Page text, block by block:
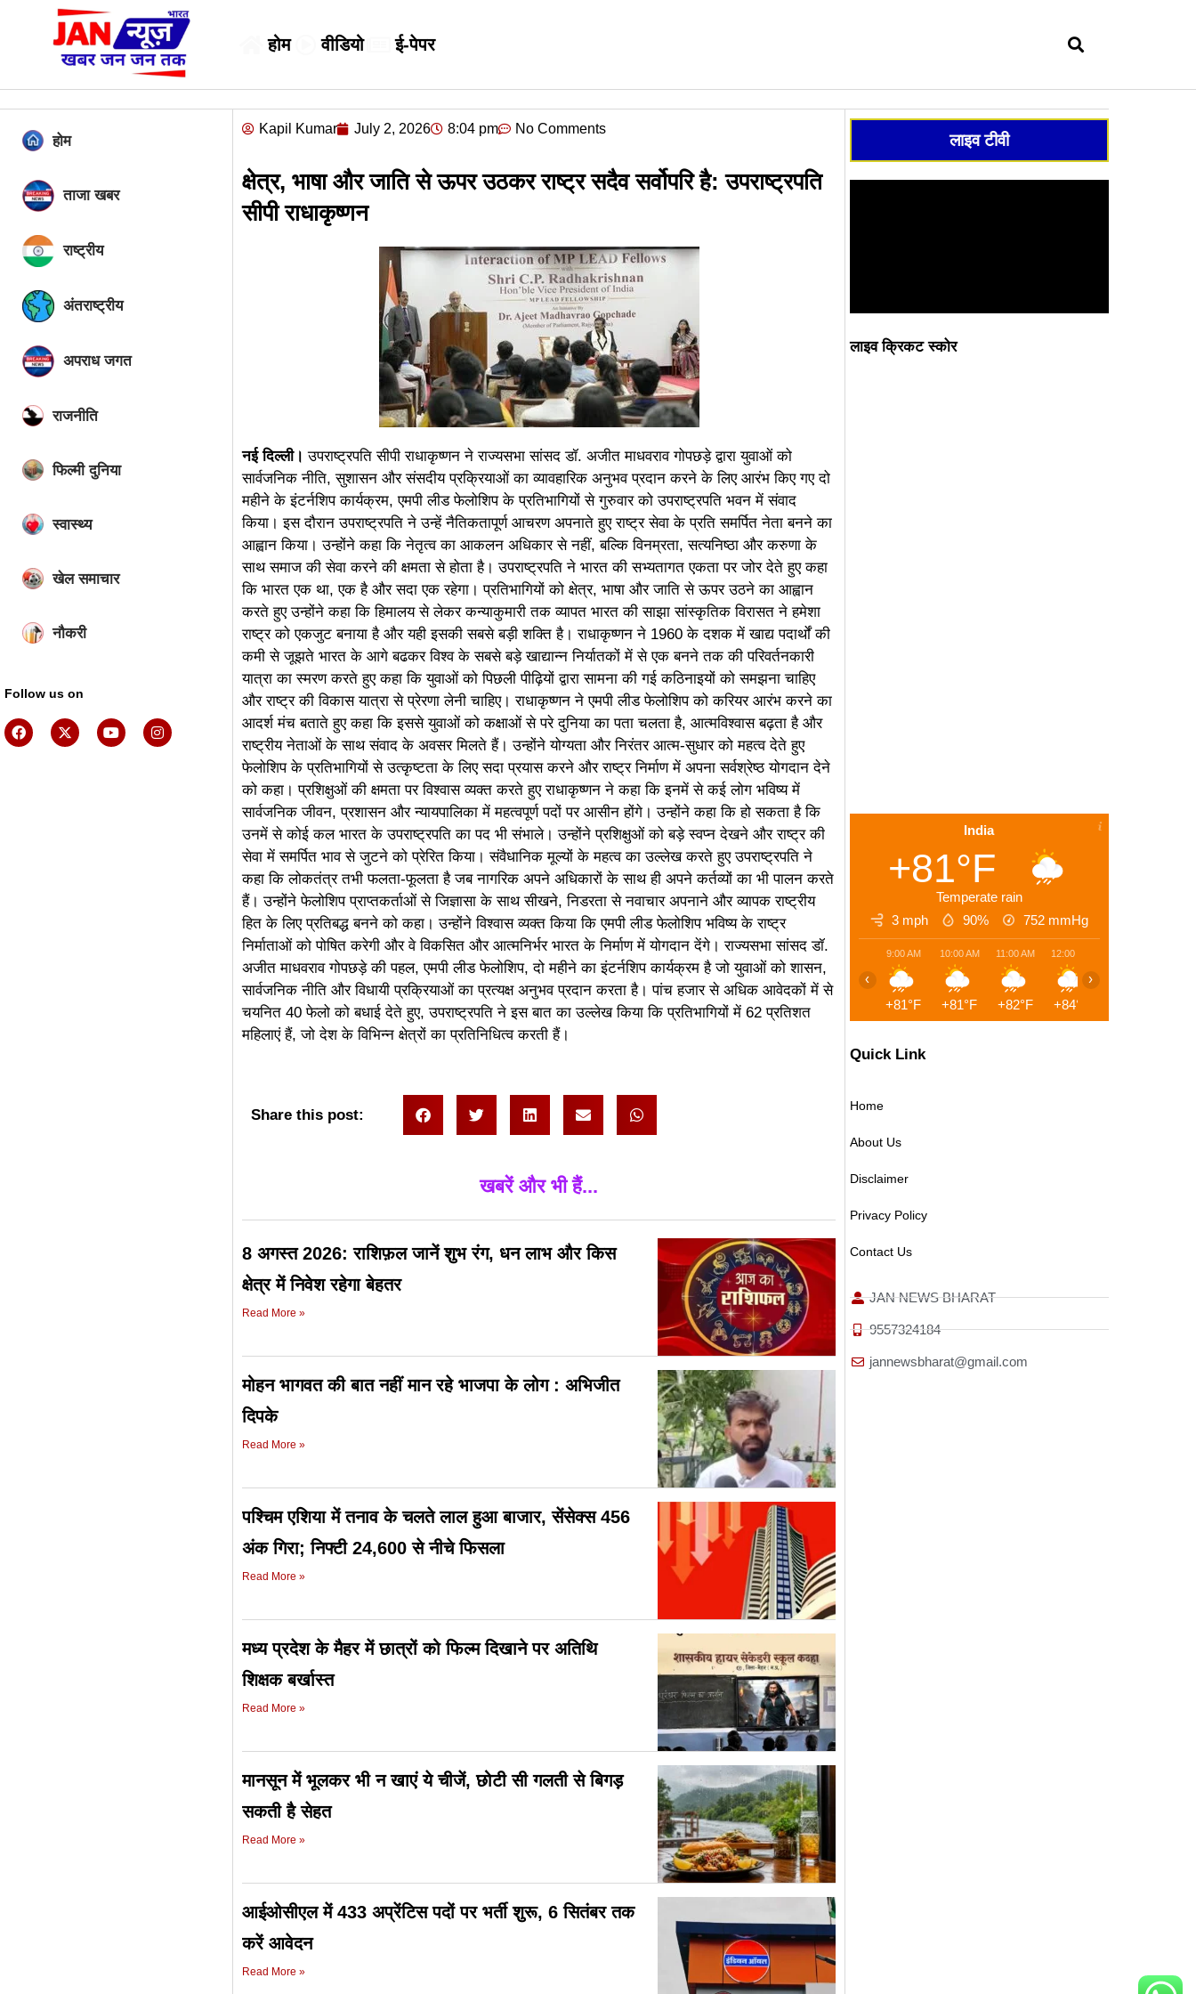
होम वीडियो ई-पेपर
होम
ताजा खबर
राष्ट्रीय
अंतराष्ट्रीय
अपराध जगत
राजनीति
फिल्मी दुनिया
स्वास्थ्य
खेल समाचार
नौकरी
Follow us on
Kapil Kumar July 2, 2026 8:04 pm No Comments
क्षेत्र, भाषा और जाति से ऊपर उठकर राष्ट्र सदैव सर्वोपरि है: उपराष्ट्रपति
सीपी राधाकृष्णन
नई दिल्ली। उपराष्ट्रपति सीपी राधाकृष्णन ने राज्यसभा सांसद डॉ. अजीत माधवराव गोपछड़े द्वारा युवाओं को
सार्वजनिक नीति, सुशासन और संसदीय प्रक्रियाओं का व्यावहारिक अनुभव प्रदान करने के लिए आरंभ किए गए दो
महीने के इंटर्नशिप कार्यक्रम, एमपी लीड फेलोशिप के प्रतिभागियों से गुरुवार को उपराष्ट्रपति भवन में संवाद
किया। इस दौरान उपराष्ट्रपति ने उन्‍हें नैतिकतापूर्ण आचरण अपनाते हुए राष्ट्र सेवा के प्रति समर्पित नेता बनने का
आह्वान किया। उन्होंने कहा कि नेतृत्व का आकलन अधिकार से नहीं, बल्कि विनम्रता, सत्यनिष्ठा और करुणा के
साथ समाज की सेवा करने की क्षमता से होता है। उपराष्ट्रपति ने भारत की सभ्यतागत एकता पर जोर देते हुए कहा
कि भारत एक था, एक है और सदा एक रहेगा। प्रतिभागियों को क्षेत्र, भाषा और जाति से ऊपर उठने का आह्वान
करते हुए उन्होंने कहा कि हिमालय से लेकर कन्याकुमारी तक व्यापत भारत की साझा सांस्कृतिक विरासत ने हमेशा
राष्ट्र को एकजुट बनाया है और यही इसकी सबसे बड़ी शक्ति है। राधाकृष्णन ने 1960 के दशक में खाद्य पदार्थों की
कमी से जूझते भारत के आगे बढकर विश्व के सबसे बड़े खाद्यान्न निर्यातकों में से एक बनने तक की परिवर्तनकारी
यात्रा का स्मरण करते हुए कहा कि युवाओं को पिछली पीढ़ियों द्वारा सामना की गई कठिनाइयों को समझना चाहिए
और राष्ट्र की विकास यात्रा से प्रेरणा लेनी चाहिए। राधाकृष्णन ने एमपी लीड फेलोशिप को करियर आरंभ करने का
आदर्श मंच बताते हुए कहा कि इससे युवाओं को कक्षाओं से परे दुनिया का पता चलता है, आत्मविश्वास बढ़ता है और
राष्ट्रीय नेताओं के साथ संवाद के अवसर मिलते हैं। उन्होंने योग्यता और निरंतर आत्म-सुधार को महत्व देते हुए
फेलोशिप के प्रतिभागियों से उत्कृष्टता के लिए सदा प्रयास करने और राष्ट्र निर्माण में अपना सर्वश्रेष्ठ योगदान देने
को कहा। प्रशिक्षुओं की क्षमता पर विश्वास व्यक्त करते हुए राधाकृष्णन ने कहा कि इनमें से कई लोग भविष्य में
सार्वजनिक जीवन, प्रशासन और न्यायपालिका में महत्वपूर्ण पदों पर आसीन होंगे। उन्होंने कहा कि हो सकता है कि
उनमें से कोई कल भारत के उपराष्ट्रपति का पद भी संभाले। उन्होंने प्रशिक्षुओं को बड़े स्वप्न देखने और राष्ट्र की
सेवा में समर्पित भाव से जुटने को प्रेरित किया। संवैधानिक मूल्यों के महत्व का उल्लेख करते हुए उपराष्ट्रपति ने
कहा कि लोकतंत्र तभी फलता-फूलता है जब नागरिक अपने अधिकारों के साथ ही अपने कर्तव्यों का भी पालन करते
हैं। उन्होंने फेलोशिप प्राप्तकर्ताओं से जिज्ञासा के साथ सीखने, निडरता से नवाचार अपनाने और व्यापक राष्ट्रीय
हित के लिए प्रतिबद्ध बनने को कहा। उन्होंने विश्वास व्यक्त किया कि एमपी लीड फेलोशिप भविष्य के राष्ट्र
निर्माताओं को पोषित करेगी और वे विकसित और आत्मनिर्भर भारत के निर्माण में योगदान देंगे। राज्यसभा सांसद डॉ.
अजीत माधवराव गोपछड़े की पहल, एमपी लीड फेलोशिप, दो महीने का इंटर्नशिप कार्यक्रम है जो युवाओं को शासन,
सार्वजनिक नीति और विधायी प्रक्रियाओं का प्रत्यक्ष अनुभव प्रदान करता है। पांच हजार से अधिक आवेदकों में से
चयनित 40 फेलो को बधाई देते हुए, उपराष्ट्रपति ने इस बात का उल्लेख किया कि प्रतिभागियों में 62 प्रतिशत
महिलाएं हैं, जो देश के विभिन्न क्षेत्रों का प्रतिनिधित्व करती हैं।
Share this post:
खबरें और भी हैं...
8 अगस्त 2026: राशिफ़ल जानें शुभ रंग, धन लाभ और किस
क्षेत्र में निवेश रहेगा बेहतर
Read More »
मोहन भागवत की बात नहीं मान रहे भाजपा के लोग : अभिजीत
दिपके
Read More »
पश्चिम एशिया में तनाव के चलते लाल हुआ बाजार, सेंसेक्स 456
अंक गिरा; निफ्टी 24,600 से नीचे फिसला
Read More »
मध्य प्रदेश के मैहर में छात्रों को फिल्म दिखाने पर अतिथि
शिक्षक बर्खास्त
Read More »
मानसून में भूलकर भी न खाएं ये चीजें, छोटी सी गलती से बिगड़
सकती है सेहत
Read More »
आईओसीएल में 433 अप्रेंटिस पदों पर भर्ती शुरू, 6 सितंबर तक
करें आवेदन
Read More »
लाइव टीवी
लाइव क्रिकट स्कोर
India
+81°F
Temperate rain
3 mph
90% 752 mmHg
9:00 AM
+81°F
10:00 AM
+81°F
11:00 AM
+82°F
12:00 PM
+84°F
‹ ›
Quick Link
Home
About Us
Disclaimer
Privacy Policy
Contact Us
JAN NEWS BHARAT
9557324184
jannewsbharat@gmail.com